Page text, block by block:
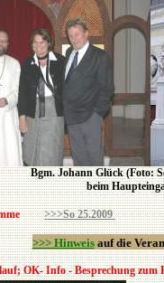
Bgm. Johann Glück (Foto:
beim
>>>So 25.2009
>>> Hinweisauf die
OK- Info - Besprechung zum